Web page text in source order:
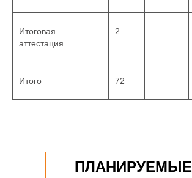
Итоговая
аттестация
2
Итого 72
ПЛАНИРУЕМЫЕ